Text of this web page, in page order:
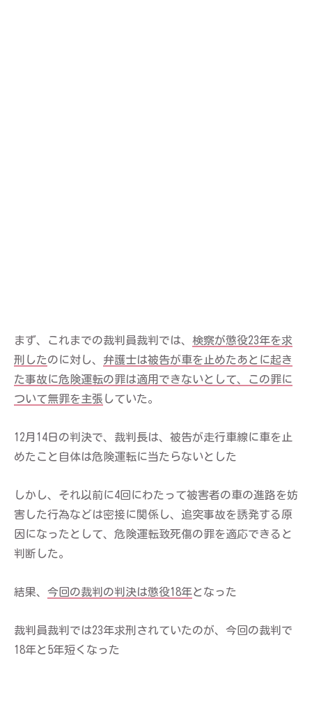
まず、これまでの裁判員裁判では、 検察が懲役23年を求
刑したのに対し、 弁護士は被告が車を止めたあとに起き
た事故に危険運転の罪は適用できないとして、この罪に
ついて無罪を主張 していた。
12月14日の判決で、裁判長は、被告が走行車線に車を止
めたこと自体は危険運転に当たらないとした
しかし、それ以前に4回にわたって被害者の車の進路を妨
害した行為などは密接に関係し、追突事故を誘発する原
因になったとして、危険運転致死傷の罪を適応できると
判断した。
結果、 今回の裁判の判決は懲役18年となった
裁判員裁判では23年求刑されていたのが、今回の裁判で
18年と5年短くなった